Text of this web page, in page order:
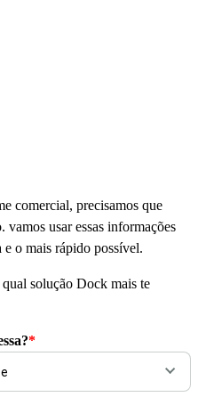
comercial, precisamos que
usar essas informações
o mais rápido possível.
solução Dock mais te
*